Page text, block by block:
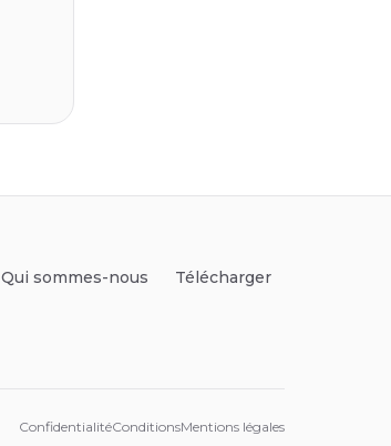
Qui sommes-nous Télécharger
ConfidentialitéConditionsMentions légales